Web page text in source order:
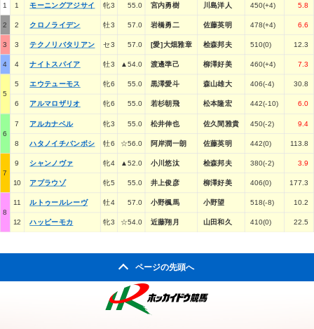
1 1 モーニングアジサイ 牝3 55.0 宮内勇樹 川島洋人 450(+4) 5.8
2 2 クロノライデン 牡3 57.0 岩橋勇二 佐藤英明 478(+4) 6.6
3 3 テクノリバタリアン セ3 57.0 [愛]大畑雅章 桧森邦夫 510(0) 12.3
4 4 ナイトスパイア 牡3 ▲54.0 渡邊準己 柳澤好美 460(+4) 7.3
5
5 エウテューモス 牝6 55.0 黒澤愛斗 森山雄大 406(-4) 30.8
6 アルマロザリオ 牝6 55.0 若杉朝飛 松本隆宏 442(-10) 6.0
6
7 アルカナベル 牝3 55.0 松井伸也 佐久間雅貴 450(-2) 9.4
8 ハタノイチバンボシ 牡6 ☆56.0 阿岸潤一朗 佐藤英明 442(0) 113.8
7
9 シャンノヴァ 牝4 ▲52.0 小川悠汰 桧森邦夫 380(-2) 3.9
10 アプラウゾ 牝5 55.0 井上俊彦 柳澤好美 406(0) 177.3
8
11 ルトゥールレーヴ 牡4 57.0 小野楓馬 小野望 518(-8) 10.2
12 ハッピーモカ 牝3 ☆54.0 近藤翔月 山田和久 410(0) 22.5
ページの先頭へ